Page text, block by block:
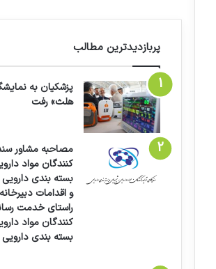
پربازدیدترین مطالب
پزشکیان به
هلث» رفت
مصاحبه مشاور
کنندگان مواد
بسته بندی دارویی
و اقدامات
راستای خدمت
کنندگان مواد
بسته بندی دارویی